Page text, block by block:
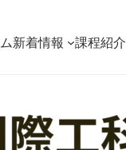
新着情報 課程紹介